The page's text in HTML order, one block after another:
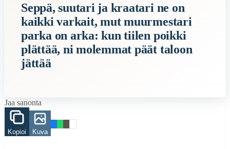
Description:Tämä sananlasku parodioi eri ammatinharjoittajien,
Related Topics
seppä
suutari
varas
Finding Finnish proverbs about specific topics
Understanding Finnish cultural wisdom
Learning Finnish language through proverbs
Finding quotes for speeches or writing
Seppä, suutari ja kraatari ne on
kaikki varkait, mut muurmestari
parka on arka: kun tiilen poikki
plättää, ni molemmat päät taloon
jättää
Jaa sanonta
Kopioi Kuva